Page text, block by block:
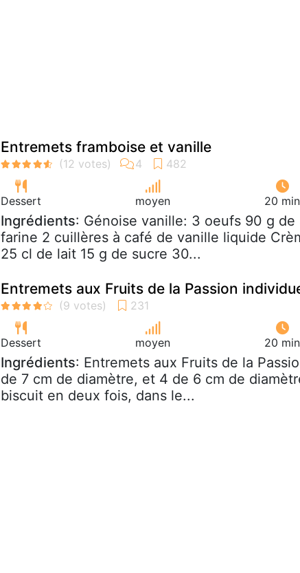
Entremets framboise et vanille
Dessert moyen 20 min
Ingrédients: Génoise vanille: 3 oeufs 90 g
farine 2 cuillères à café de vanille liquide
25 cl de lait 15 g de sucre 30...
Entremets aux Fruits de la Passion
Dessert moyen 20 min
Ingrédients: Entremets aux Fruits de la
de 7 cm de diamètre, et 4 de 6 cm de
biscuit en deux fois, dans le...